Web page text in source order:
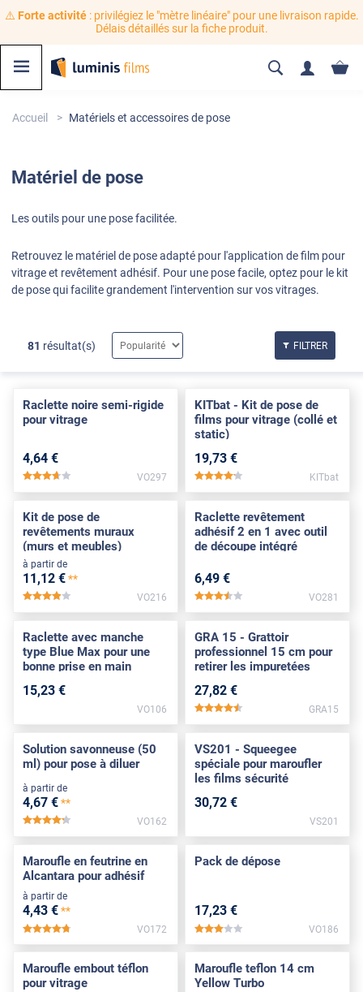
⚠️ Forte activité: privilégiez le "mètre linéaire" pour une livraison rapide.
Délais détaillés sur la fiche produit.
Accueil Matériels et accessoires de pose
Matériel de pose
Les outils pour une pose facilitée.
Retrouvez le matériel de pose adapté pour l'application de film pour
vitrage et revêtement adhésif. Pour une pose facile, optez pour le kit
de pose qui facilite grandement l'intervention sur vos vitrages.
81 résultat(s) FILTRER
Raclette noire semi-rigide
pour vitrage
4,64 €
***** VO297
KITbat - Kit de pose de
films pour vitrage (collé et
static)
19,73 €
***** KITbat
Kit de pose de
revêtements muraux
(murs et meubles)
à partir de
11 ,12 €**
*****
VO216
Raclette revêtement
adhésif 2 en 1 avec outil
de découpe intégré
6,49 €
***** VO281
Raclette avec manche
type Blue Max pour une
bonne prise en main
15,23 €
VO106
GRA 15 - Grattoir
professionnel 15 cm pour
retirer les impuretées
27,82 €
***** GRA15
Solution savonneuse (50
ml) pour pose à diluer
à partir de
4,67 €**
*****
VO162
VS201 - Squeegee
spéciale pour maroufler
les films sécurité
30,72 €
VS201
Maroufle en feutrine en
Alcantara pour adhésif
à partir de
4,43 €**
*****
VO172
Pack de dépose
17,23 €
***** VO186
Maroufle embout téflon
pour vitrage
Maroufle teflon 14 cm
Yellow Turbo